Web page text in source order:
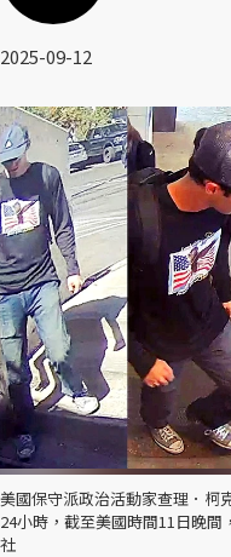
2025-09-12
美國保守派政治活動家查理．柯
24小時，截至美國時間11日晚
社